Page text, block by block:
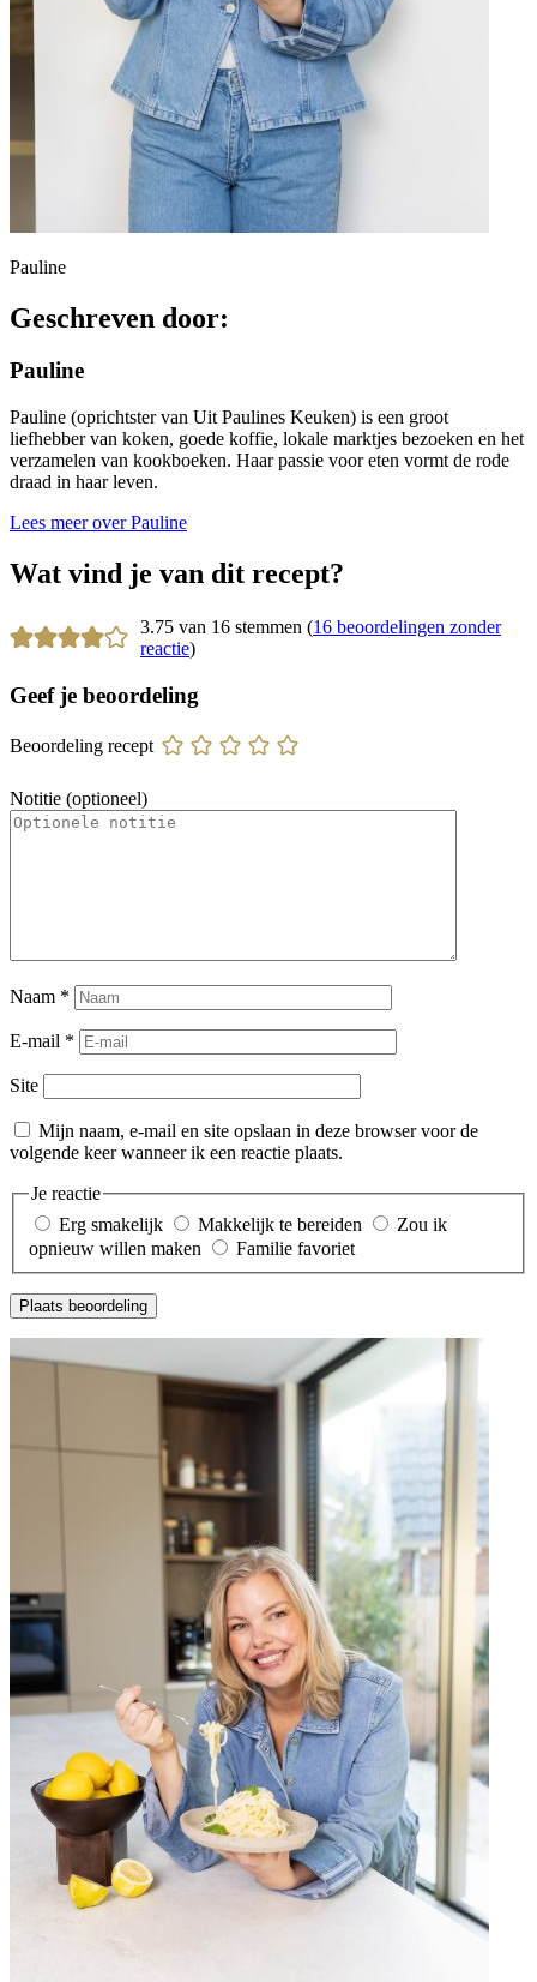
Pauline
Geschreven door:
Pauline
Pauline (oprichtster van Uit Paulines Keuken) is een groot
liefhebber van koken, goede koffie, lokale marktjes bezoeken en het
verzamelen van kookboeken. Haar passie voor eten vormt de rode
draad in haar leven.
Lees meer over Pauline
Wat vind je van dit recept?
3.75 van 16 stemmen (16 beoordelingen zonder
reactie)
Geef je beoordeling
Beoordeling recept
Notitie (optioneel)
Naam *
E-mail *
Site
Mijn naam, e-mail en site opslaan in deze browser voor de
volgende keer wanneer ik een reactie plaats.
Je reactie
Erg smakelijk
Makkelijk te bereiden
Zou ik
opnieuw willen maken
Familie favoriet
Plaats beoordeling